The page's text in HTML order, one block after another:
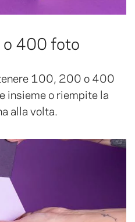
400 foto
100, 200 o 400
insieme o riempite la
alla volta.